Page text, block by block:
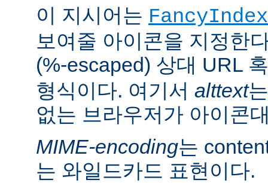
이 지시어는
보여줄 아이콘을 지정한
(%-escaped) 상대 URL
형식이다. 여기서 alttext
없는 브라우저가 아이콘
MIME-encoding는
는 와일드카드 표현이다.